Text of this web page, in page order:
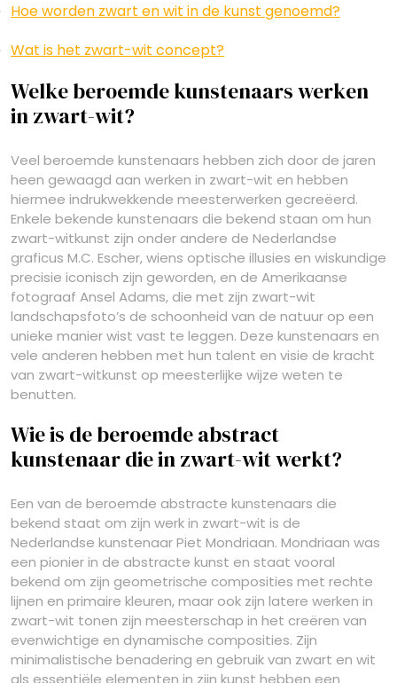
Hoe worden zwart en wit in de kunst genoemd?
Wat is het zwart-wit concept?
Welke beroemde kunstenaars werken
in zwart-wit?
Veel beroemde kunstenaars hebben zich door de jaren
heen gewaagd aan werken in zwart-wit en hebben
hiermee indrukwekkende meesterwerken gecreëerd.
Enkele bekende kunstenaars die bekend staan om hun
zwart-witkunst zijn onder andere de Nederlandse
graficus M.C. Escher, wiens optische illusies en wiskundige
precisie iconisch zijn geworden, en de Amerikaanse
fotograaf Ansel Adams, die met zijn zwart-wit
landschapsfoto’s de schoonheid van de natuur op een
unieke manier wist vast te leggen. Deze kunstenaars en
vele anderen hebben met hun talent en visie de kracht
van zwart-witkunst op meesterlijke wijze weten te
benutten.
Wie is de beroemde abstract
kunstenaar die in zwart-wit werkt?
Een van de beroemde abstracte kunstenaars die
bekend staat om zijn werk in zwart-wit is de
Nederlandse kunstenaar Piet Mondriaan. Mondriaan was
een pionier in de abstracte kunst en staat vooral
bekend om zijn geometrische composities met rechte
lijnen en primaire kleuren, maar ook zijn latere werken in
zwart-wit tonen zijn meesterschap in het creëren van
evenwichtige en dynamische composities. Zijn
minimalistische benadering en gebruik van zwart en wit
als essentiële elementen in zijn kunst hebben een